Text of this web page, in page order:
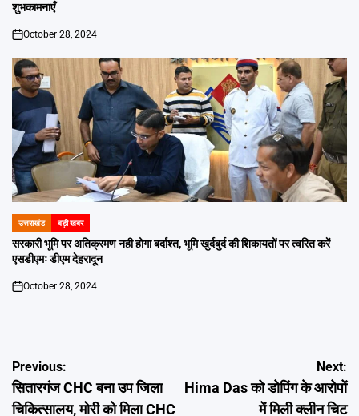
शुभकामनाएँ
on
October 28, 2024
POSTED
IN
उत्तराखंड बड़ी खबर
सरकारी भूमि पर अतिक्रमण नही होगा बर्दाश्त, भूमि खुर्दबुर्द की शिकायतों पर त्वरित करें
एसडीएमः डीएम देहरादून
on
October 28, 2024
Post
navigation
Previous:
सितारगंज CHC बना उप जिला
चिकित्सालय, मोरी को मिला CHC
Next:
Hima Das को डोपिंग के आरोपों
में मिली क्लीन चिट